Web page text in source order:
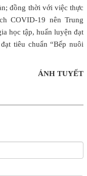
đồng thời với việc thực
COVID-19 nên Trung
học tập, huấn luyện đạt
tiêu chuẩn “Bếp nuôi
ÁNH TUYẾT